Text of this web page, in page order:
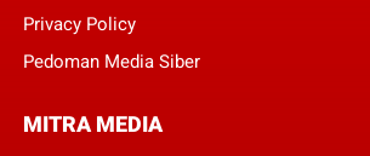
Privacy Policy
Pedoman Media Siber
MITRA MEDIA